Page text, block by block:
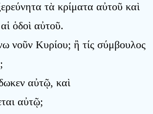
τὰ κρίματα αὐτοῦ καὶ
ὁδοὶ αὐτοῦ.
νοῦν Κυρίου; ἢ τίς σύμβουλος
αὐτῷ, καὶ
αὐτῷ;